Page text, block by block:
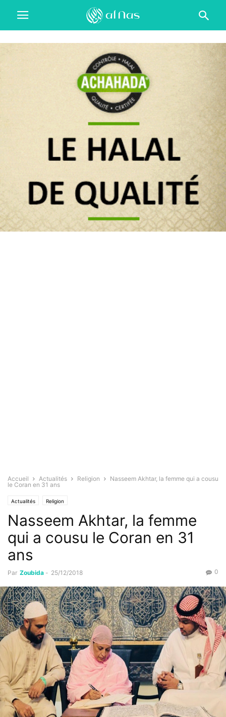
Accueil Actualités Religion
Nasseem Akhtar, la femme qui a cousu
le Coran en 31 ans
Actualités Religion
Nasseem Akhtar, la femme
qui a cousu le Coran en 31
ans
Par Zoubida - 25/12/2018 0